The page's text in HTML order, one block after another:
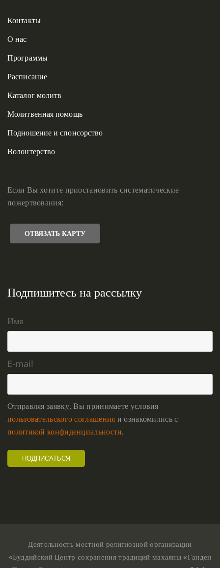
Контакты
О нас
Программы
Расписание
Каталог молитв
Молитвенная помощь
Подношение и спонсорство
Волонтерство
Если Вы хотите приостановить систематические
пожертвования:
ОТВЯЗАТЬ КАРТУ
Подпишитесь на рассылку
Имя
E-mail
Отправляя заявку, Вы принимаете условия
пользовательского соглашения и ознакомились с
политикой конфиденциальности.
Деятельность местной религиозной организации
«Буддийский Центр сохранения традиций махаяны «Ганден